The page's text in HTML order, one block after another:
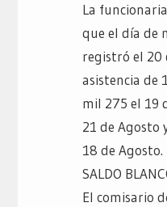
La
que el día de
registró el 20
asistencia de
mil 275 el 19
21 de Agosto
18 de Agosto.
SALDO
El comisario